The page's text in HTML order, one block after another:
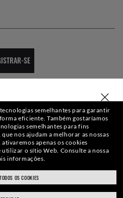
DIGITE SUA LOJA
ray-ban.com/usa
SE
OUT SEGURO
GRÁTIS
semelhantes para garantir
eficiente. Também gostaríamos
semelhantes para fins
nos ajudam a melhorar as nossas
ativaremos apenas os cookies
utilizar o sítio Web. Consulte a nossa
informações.
OS COOKIES